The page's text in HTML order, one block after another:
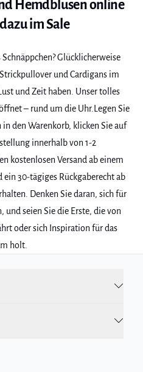
und Cardigans im
und Zeit haben. Unser tolles
den Warenkorb, klicken Sie auf
innerhalb von 1-2
kostenlosen Versand ab einem
30-tägiges Rückgaberecht ab
Denken Sie daran, sich für
seien Sie die Erste, die von
oder sich Inspiration für das
holt.